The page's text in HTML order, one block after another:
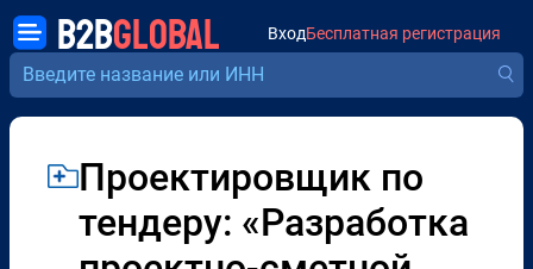
B2BGLOBAL ВходБесплатная регистрация
Проектировщик по
тендеру: «Разработка